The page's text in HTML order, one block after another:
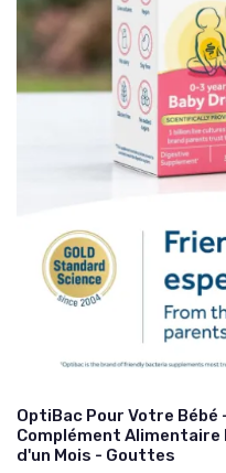
OptiBac Pour Votre
Complément
d'un Mois - Gouttes